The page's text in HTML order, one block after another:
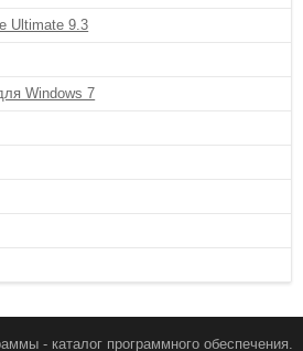
Ultimate 9.3
Windows 7
- каталог программного обеспечения.